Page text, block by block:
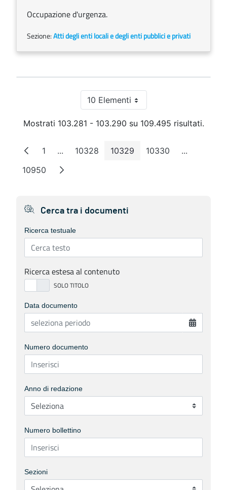
Occupazione d'urgenza.
Sezione:Atti degli enti locali e degli enti pubblici e privati
10 ElementiPer pagina
Mostrati 103.281 - 103.290 su 109.495 risultati.
Pagina
1 ...Pagine intermedie
Pagina
10328 Pagina
10329 Pagina
10330 ...Pagine
Pagina
10950
Cerca tra i documenti
Ricerca testuale
Ricerca estesa al contenuto
Data documento
Numero documento
Anno di redazione
Numero bollettino
Sezioni